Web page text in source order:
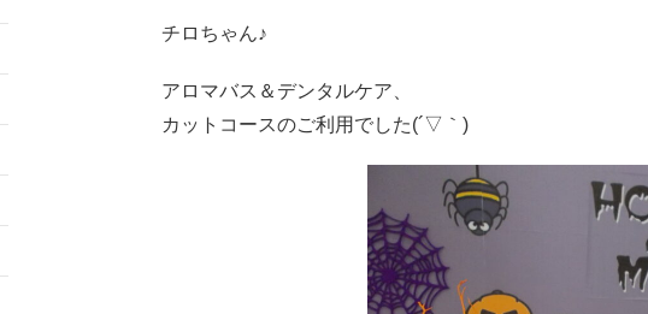
チロちゃん♪
アロマバス＆デンタルケア、
カットコースのご利用でした(´▽｀)